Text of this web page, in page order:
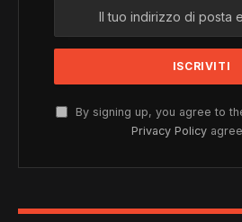
By signing up, you agree to
Privacy Policy